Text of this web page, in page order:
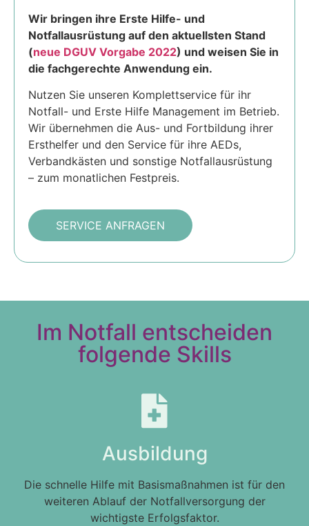
Wir bringen ihre Erste Hilfe- und
Notfallausrüstung auf den aktuellsten Stand
(neue DGUV Vorgabe 2022) und weisen Sie in
die fachgerechte Anwendung ein.
Nutzen Sie unseren Komplettservice für ihr
Notfall- und Erste Hilfe Management im Betrieb.
Wir übernehmen die Aus- und Fortbildung ihrer
Ersthelfer und den Service für ihre AEDs,
Verbandkästen und sonstige Notfallausrüstung
– zum monatlichen Festpreis.
SERVICE ANFRAGEN
Im Notfall entscheiden
folgende Skills
Ausbildung
Die schnelle Hilfe mit Basismaßnahmen ist für den
weiteren Ablauf der Notfallversorgung der
wichtigste Erfolgsfaktor.